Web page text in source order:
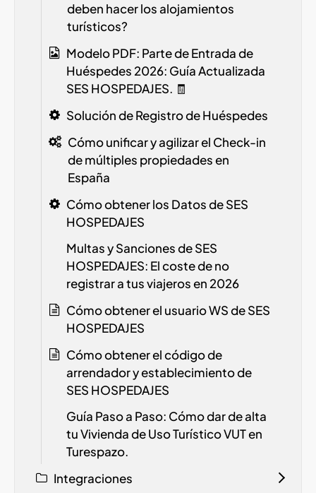
deben hacer los alojamientos
turísticos?
Modelo PDF: Parte de Entrada de
Huéspedes 2026: Guía Actualizada
SES HOSPEDAJES. 🧾
Solución de Registro de Huéspedes
Cómo unificar y agilizar el Check-in
de múltiples propiedades en
España
Cómo obtener los Datos de SES
HOSPEDAJES
Multas y Sanciones de SES
HOSPEDAJES: El coste de no
registrar a tus viajeros en 2026
Cómo obtener el usuario WS de SES
HOSPEDAJES
Cómo obtener el código de
arrendador y establecimiento de
SES HOSPEDAJES
Guía Paso a Paso: Cómo dar de alta
tu Vivienda de Uso TurísticoVUTen
Turespazo.
Integraciones